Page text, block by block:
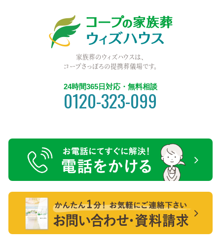
家族葬のウィズハウスは、
コープさっぽろの提携葬儀場です。
24時間365日対応・無料相談
0120-323-099
電話をかける【無料】
【無料】資料請求・お問い合わせ